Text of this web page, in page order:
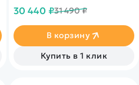
приборная панель, руль с
"музыка," возможность
прослушивать любимые
мелодии (выходы для MP3,
USB, радио) - - здесь
30 440 ₽31 490 ₽
В корзину
Купить в 1 клик